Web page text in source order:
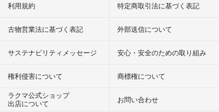
利用規約 特定商取引法に基づく表記
古物営業法に基づく表記 外部送信について
サステナビリティメッセージ 安心・安全のための取り組み
権利侵害について
商標権について
ラクマ公式ショップ
出店について
お問い合わせ